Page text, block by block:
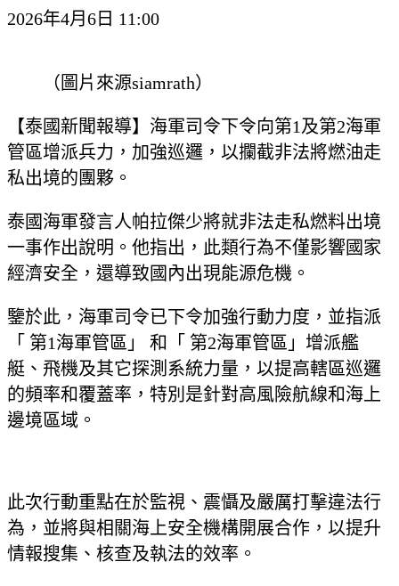
2026年4月6日 11:00
（圖片來源siamrath）
【泰國新聞報導】海軍司令下令向第1及第2海軍
管區增派兵力，加強巡邏，以攔截非法將燃油走
私出境的團夥。
泰國海軍發言人帕拉傑少將就非法走私燃料出境
一事作出說明。他指出，此類行為不僅影響國家
經濟安全，還導致國內出現能源危機。
鑒於此，海軍司令已下令加強行動力度，並指派
「 第1海軍管區」 和「 第2海軍管區」增派艦
艇、飛機及其它探測系統力量，以提高轄區巡邏
的頻率和覆蓋率，特別是針對高風險航線和海上
邊境區域。
此次行動重點在於監視、震懾及嚴厲打擊違法行
為，並將與相關海上安全機構開展合作，以提升
情報搜集、核查及執法的效率。